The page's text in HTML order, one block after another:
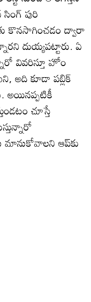
పురి
కొనసాగించడం ద్వారా
దుయ్యపట్టారు. ఏ
వివరిస్తూ హోం
అది కూడా పబ్లిక్
చూస్తే
మానుకోవాలని ఆప్‌కు